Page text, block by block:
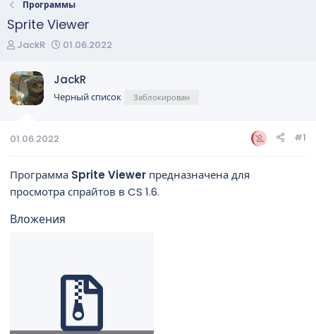
Программы
Sprite Viewer
А
т
о
р
м
JackR
Д
а
н
а
01.06.2022
JackR
Черный список Заблокирован
01.06.2022 #1
Программа Sprite Viewer предназначена для
просмотра спрайтов в CS 1.6.
Вложения